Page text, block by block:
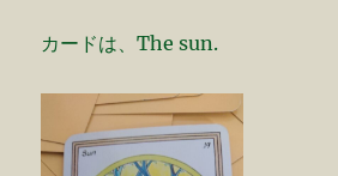
カードは、The sun.